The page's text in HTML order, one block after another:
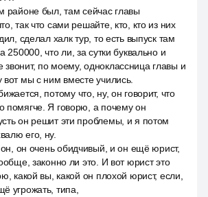
районе был, там сейчас главы
так что сами решайте, кто, кто из них
сделал халк тур, то есть выпуск там
250000, что ли, за сутки буквально и
по моему, одноклассница главы и
вот мы с ним вместе учились.
потому что, ну, он говорит, что
помягче. Я говорю, а почему он
он решит эти проблемы, и я потом
его, ну.
он, он очень обидчивый, и он ещё юрист,
законно ли это. И вот юрист это
какой вы, какой он плохой юрист, если,
угрожать, типа,